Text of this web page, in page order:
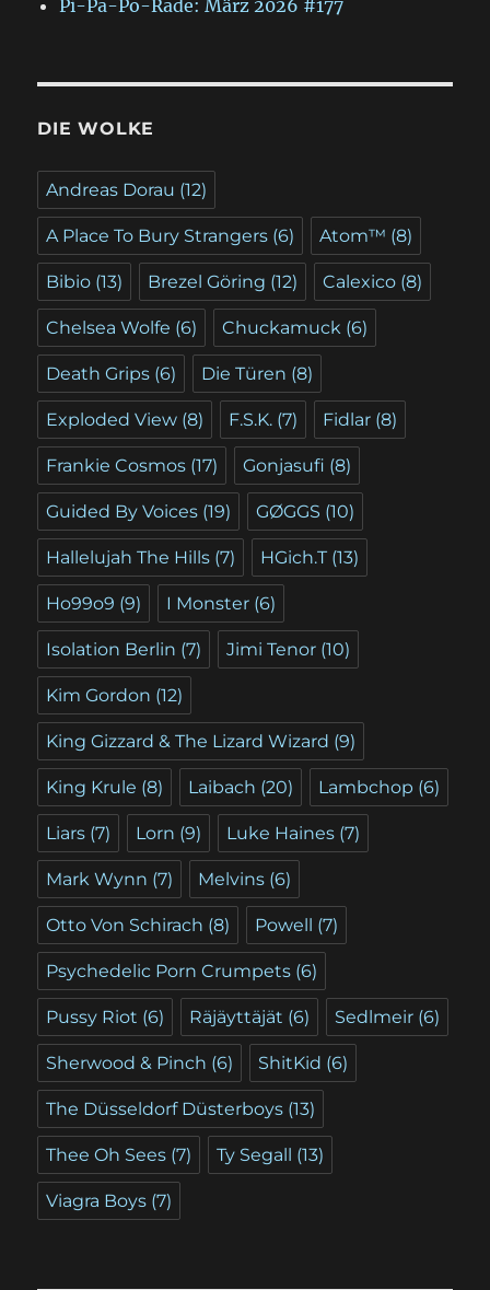
Pi-Pa-Po-Rade: März 2026 #177
DIE WOLKE
Andreas Dorau (12)
A Place To Bury Strangers (6) Atom™ (8)
Bibio (13) Brezel Göring (12) Calexico (8)
Chelsea Wolfe (6) Chuckamuck (6)
Death Grips (6) Die Türen (8)
Exploded View (8) F.S.K. (7) Fidlar (8)
Frankie Cosmos (17) Gonjasufi (8)
Guided By Voices (19) GØGGS (10)
Hallelujah The Hills (7) HGich.T (13)
Ho99o9 (9) I Monster (6)
Isolation Berlin (7) Jimi Tenor (10)
Kim Gordon (12)
King Gizzard & The Lizard Wizard (9)
King Krule (8) Laibach (20) Lambchop (6)
Liars (7) Lorn (9) Luke Haines (7)
Mark Wynn (7) Melvins (6)
Otto Von Schirach (8) Powell (7)
Psychedelic Porn Crumpets (6)
Pussy Riot (6) Räjäyttäjät (6) Sedlmeir (6)
Sherwood & Pinch (6) ShitKid (6)
The Düsseldorf Düsterboys (13)
Thee Oh Sees (7) Ty Segall (13)
Viagra Boys (7)